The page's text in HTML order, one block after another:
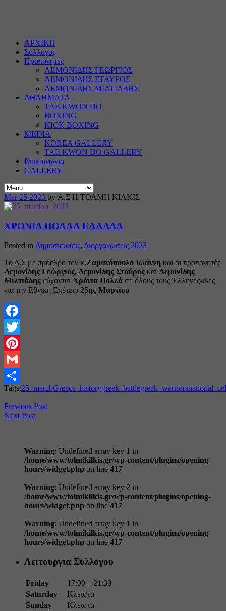
ΑΡΧΙΚΗ
Συλλογος
Προπονητες
ΛΕΜΟΝΙΔΗΣ ΓΕΩΡΓΙΟΣ
ΛΕΜΟΝΙΔΗΣ ΣΤΑΥΡΟΣ
ΛΕΜΟΝΙΔΗΣ ΜΙΛΤΙΑΔΗΣ
ΑΘΛΗΜΑΤΑ
TAE KWON DO
BOXING
KICK BOXING
MEDIA
KOREA GALLERY
TAE KWON DO GALLERY
Επικοινωνια
GALLERY
Mar 25 2023 by Α.Σ Η ΤΟΛΜΗ ΚΙΛΚΙΣ
ΧΡΟΝΙΑ ΠΟΛΛΑ ΕΛΛΑΔΑ
Posted in Δημοσιευσεις, Διοργανωσεις 2023
Το Δ.Σ με πρόεδρο τον κ.Ζαμανόπουλο Ιωάννη και οι προπονητές
Λεμονίδης Γεώργιος, Λεμονίδης Σταύρος και Λεμονίδης
Μιλτιάδης εύχονται Χρόνια Πολλά σε όλους τους Έλληνες-ιδες
για την Εθνική Επέτειο 25ης Μαρτίου
Facebook
Twitter
Pinterest
Gmail
Share
Tags:25_marchGreece_historygreek_battlegreek_warriors
Previous Post
Next Post
Warning: Undefined array key 1 in
/home/www/tolmikilkis.gr/wp-content/plugins/opening-
hours/widget.php on line 417
Warning: Undefined array key 2 in
/home/www/tolmikilkis.gr/wp-content/plugins/opening-
hours/widget.php on line 417
Warning: Undefined array key 1 in
/home/www/tolmikilkis.gr/wp-content/plugins/opening-
hours/widget.php on line 417
Λειτουργια Συλλογου
Friday
17:00 – 21:30
Saturday
Κλειστα
Sunday
Κλειστα